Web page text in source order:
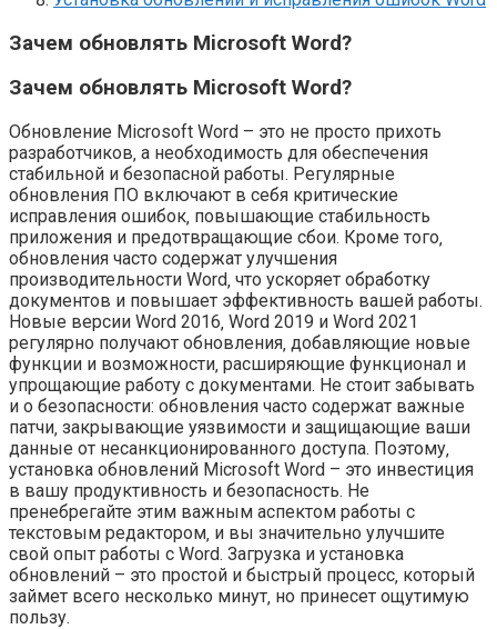
Зачем обновлять Microsoft Word?
Зачем обновлять Microsoft Word?
Обновление Microsoft Word – это не просто прихоть
разработчиков‚ а необходимость для обеспечения
стабильной и безопасной работы. Регулярные
обновления ПО включают в себя критические
исправления ошибок‚ повышающие стабильность
приложения и предотвращающие сбои. Кроме того‚
обновления часто содержат улучшения
производительности Word‚ что ускоряет обработку
документов и повышает эффективность вашей работы.
Новые версии Word 2016‚ Word 2019 и Word 2021
регулярно получают обновления‚ добавляющие новые
функции и возможности‚ расширяющие функционал и
упрощающие работу с документами. Не стоит забывать
и о безопасности: обновления часто содержат важные
патчи‚ закрывающие уязвимости и защищающие ваши
данные от несанкционированного доступа. Поэтому‚
установка обновлений Microsoft Word – это инвестиция
в вашу продуктивность и безопасность. Не
пренебрегайте этим важным аспектом работы с
текстовым редактором‚ и вы значительно улучшите
свой опыт работы с Word. Загрузка и установка
обновлений – это простой и быстрый процесс‚ который
займет всего несколько минут‚ но принесет ощутимую
пользу.